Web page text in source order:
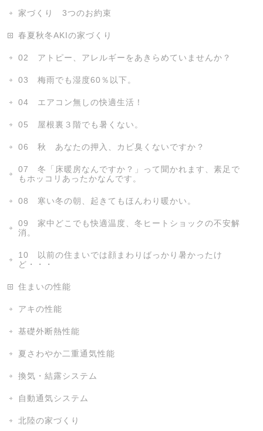
家づくり 3つのお約束
春夏秋冬AKIの家づくり
02 アトピー、アレルギーをあきらめていませんか？
03 梅雨でも湿度60％以下。
04 エアコン無しの快適生活！
05 屋根裏３階でも暑くない。
06 秋 あなたの押入、カビ臭くないですか？
07 冬「床暖房なんですか？」って聞かれます、素足で
もホッコリあったかなんです。
08 寒い冬の朝、起きてもほんわり暖かい。
09 家中どこでも快適温度、冬ヒートショックの不安解
消。
10 以前の住まいでは顔まわりばっかり暑かったけ
ど・・・
住まいの性能
アキの性能
基礎外断熱性能
夏さわやか二重通気性能
換気・結露システム
自動通気システム
北陸の家づくり